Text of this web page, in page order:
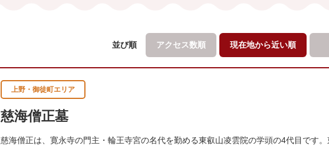
並び順 アクセス数順 現在地から近い順
上野・御徒町エリア
慈海僧正墓
慈海僧正は、寛永寺の門主・輪王寺宮の名代を勤める東叡山凌雲院の学頭の4代目です